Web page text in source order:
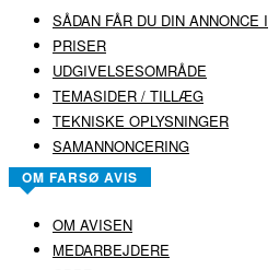
SÅDAN FÅR DU DIN ANNONCE I
PRISER
UDGIVELSESOMRÅDE
TEMASIDER / TILLÆG
TEKNISKE OPLYSNINGER
SAMANNONCERING
OM FARSØ AVIS
OM AVISEN
MEDARBEJDERE